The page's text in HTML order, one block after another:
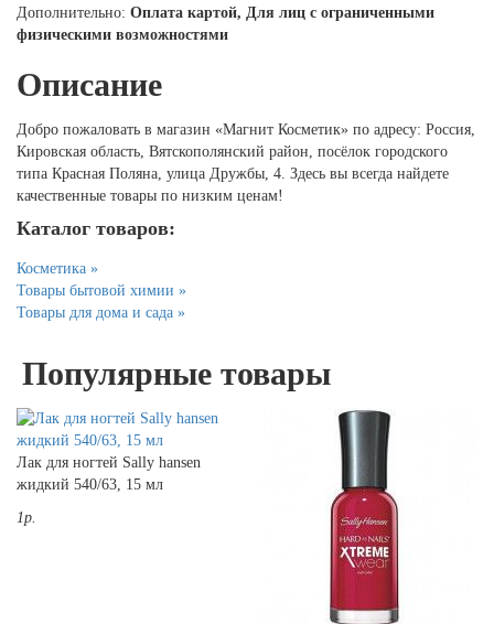
Дополнительно: Оплата картой, Для лиц с ограниченными
физическими возможностями
Описание
Добро пожаловать в магазин «Магнит Косметик» по адресу: Россия,
Кировская область, Вятскополянский район, посёлок городского
типа Красная Поляна, улица Дружбы, 4. Здесь вы всегда найдете
качественные товары по низким ценам!
Каталог товаров:
Косметика »
Товары бытовой химии »
Товары для дома и сада »
Популярные товары
Лак для ногтей Sally hansen
жидкий 540/63, 15 мл
1р.